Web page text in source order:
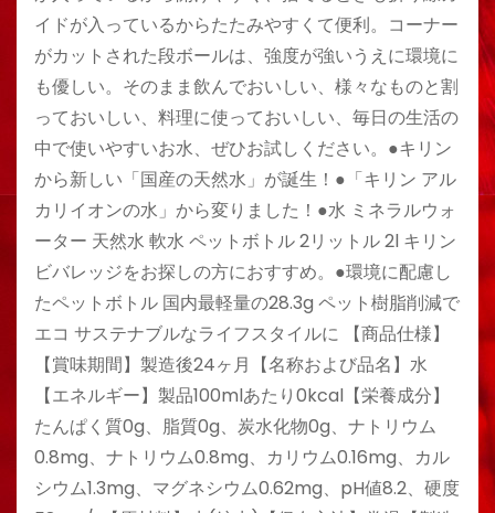
イドが入っているからたたみやすくて便利。コーナー
がカットされた段ボールは、強度が強いうえに環境に
も優しい。そのまま飲んでおいしい、様々なものと割
っておいしい、料理に使っておいしい、毎日の生活の
中で使いやすいお水、ぜひお試しください。●キリン
から新しい「国産の天然水」が誕生！●「キリン アル
カリイオンの水」から変りました！●水 ミネラルウォ
ーター 天然水 軟水 ペットボトル 2リットル 2l キリン
ビバレッジをお探しの方におすすめ。●環境に配慮し
たペットボトル 国内最軽量の28.3g ペット樹脂削減で
エコ サステナブルなライフスタイルに 【商品仕様】
【賞味期間】製造後24ヶ月【名称および品名】水
【エネルギー】製品100mlあたり0kcal【栄養成分】
たんぱく質0g、脂質0g、炭水化物0g、ナトリウム
0.8mg、ナトリウム0.8mg、カリウム0.16mg、カル
シウム1.3mg、マグネシウム0.62mg、pH値8.2、硬度